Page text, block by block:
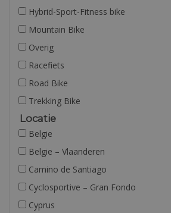
Hybrid-Sport-Fitness bike
Mountain Bike
Overig
Racefiets
Road Bike
Trekking Bike
Locatie
Belgie
Belgie – Vlaanderen
Camino de Santiago
Cyclosportive – Gran Fondo
Cyprus